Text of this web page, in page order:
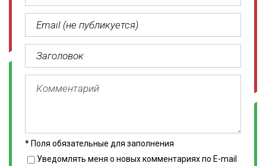
* Поля обязательные для заполнения
Уведомлять меня о новых комментариях по E-mail